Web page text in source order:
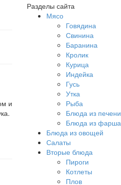
и
Разделы сайта
Мясо
Говядина
Свинина
Баранина
Кролик
Курица
Индейка
Гусь
Утка
Рыба
Блюда из печени
Блюда из фарша
Блюда из овощей
Салаты
Вторые блюда
Пироги
Котлеты
Плов